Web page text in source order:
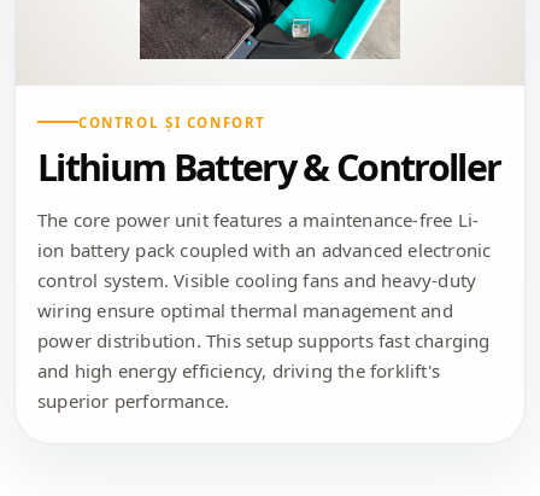
CONTROL ȘI CONFORT
Lithium Battery & Controller
The core power unit features a maintenance-free Li-
ion battery pack coupled with an advanced electronic
control system. Visible cooling fans and heavy-duty
wiring ensure optimal thermal management and
power distribution. This setup supports fast charging
and high energy efficiency, driving the forklift's
superior performance.